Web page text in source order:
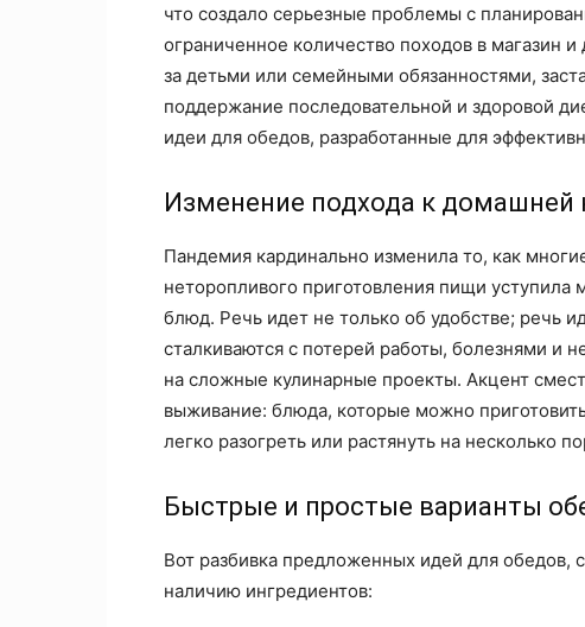
что создало серьезные проблемы с
ограниченное количество походов в магазин
за детьми или семейными обязанностями,
поддержание последовательной и здоровой
идеи для обедов, разработанные для
Изменение подхода к домашней
Пандемия кардинально изменила то, как
неторопливого приготовления пищи
блюд. Речь идет не только об удобстве; речь
сталкиваются с потерей работы, болезнями и
на сложные кулинарные проекты. Акцент
выживание: блюда, которые можно
легко разогреть или растянуть на несколько
Быстрые и простые варианты
Вот разбивка предложенных идей для обедов,
наличию ингредиентов: